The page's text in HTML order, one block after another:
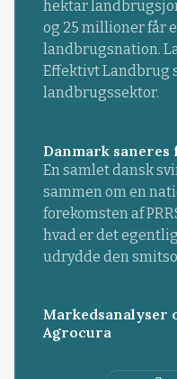
hektar
og 25 millioner får
landbrugsnation.
Effektivt Landbrug
landbrugssektor.
Danmark saneres
En samlet dansk
sammen om en
forekomsten af
hvad er det
udrydde den
Markedsanalyser
Agrocura